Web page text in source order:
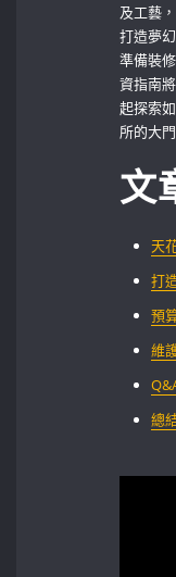
及工藝
打造夢
準備裝
資指南
起探索
所的大門
文
天
打
預
維
總